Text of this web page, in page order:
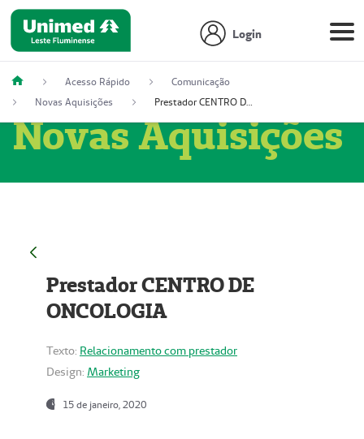
Login
Acesso Rápido
Comunicação
Novas Aquisições
Prestador CENTRO DE ONCOLOGIA
Novas Aquisições
Prestador CENTRO DE
ONCOLOGIA
Texto: Relacionamento com prestador
Design: Marketing
15 de janeiro, 2020